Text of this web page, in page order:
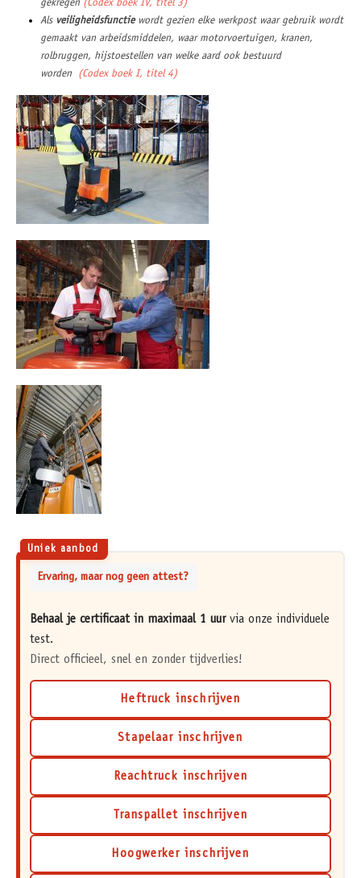
gekregen (Codex boek IV, titel 3)
Als veiligheidsfunctiewordt gezien elke werkpost waar gebruik wordt
gemaakt van arbeidsmiddelen, waar motorvoertuigen, kranen,
rolbruggen, hijstoestellen van welke aard ook bestuurd
worden
(Codex boek I, titel 4)
Uniek aanbod
Ervaring, maar nog geen attest?
Behaal je certificaat in maximaal 1 uurvia onze individuele
test.
Direct officieel, snel en zonder tijdverlies!
Heftruck inschrijven
Stapelaar inschrijven
Reachtruck inschrijven
Transpallet inschrijven
Hoogwerker inschrijven